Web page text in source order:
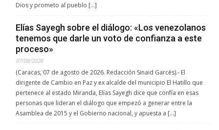
Dios y prometo al pueblo […]
Elías Sayegh sobre el diálogo: «Los venezolanos
tenemos que darle un voto de confianza a este
proceso»
07/08/2026
(Caracas, 07 de agosto de 2026. Redacción Sinaid Garcés).- El
dirigente de Cambio en Paz y ex alcalde del municipio El Hatillo que
pertenece al estado Miranda, Elías Sayegh dice que confía en esas
personas que lideran el diálogo que empezó a generar entre la
Asamblea de 2015 y el Gobierno nacional, y apuesta a […]